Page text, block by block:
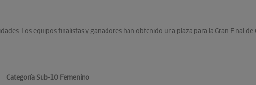
Los equipos finalistas y ganadores han obtenido una plaza para la Gran Final de
Categoría Sub-10 Femenino